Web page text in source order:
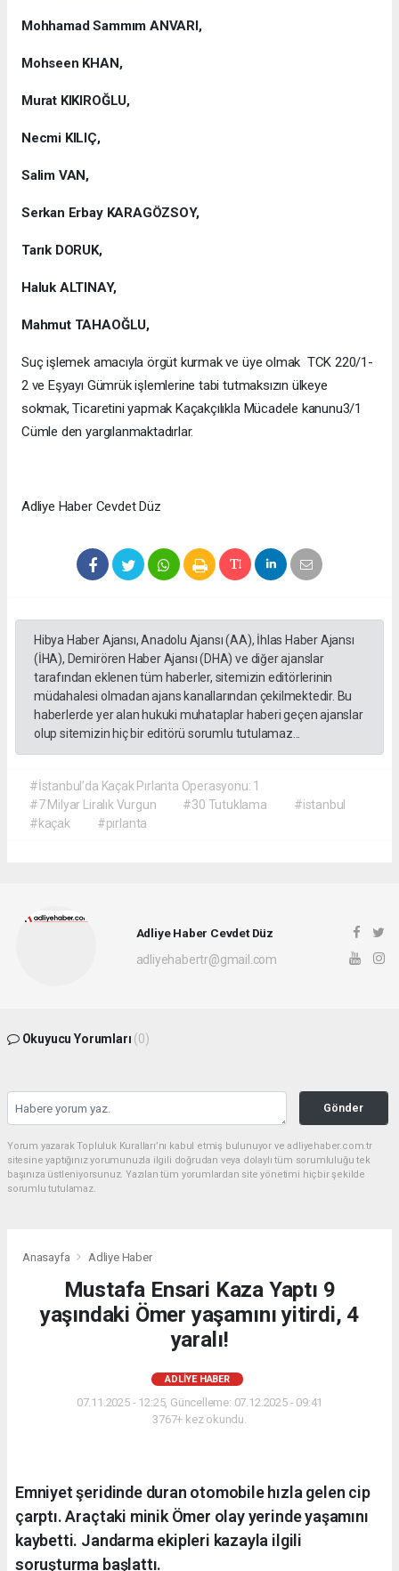
Mohhamad Sammım ANVARI,
Mohseen KHAN,
Murat KIKIROĞLU,
Necmi KILIÇ,
Salim VAN,
Serkan Erbay KARAGÖZSOY,
Tarık DORUK,
Haluk ALTINAY,
Mahmut TAHAOĞLU,
Suç işlemek amacıyla örgüt kurmak ve üye olmak TCK 220/1-
2 ve Eşyayı Gümrük işlemlerine tabi tutmaksızın ülkeye
sokmak, Ticaretini yapmak Kaçakçılıkla Mücadele kanunu3/1
Cümle den yargılanmaktadırlar.
Adliye Haber Cevdet Düz
Hibya Haber Ajansı, Anadolu Ajansı (AA), İhlas Haber Ajansı
(İHA), Demirören Haber Ajansı (DHA) ve diğer ajanslar
tarafından eklenen tüm haberler, sitemizin editörlerinin
müdahalesi olmadan ajans kanallarından çekilmektedir. Bu
haberlerde yer alan hukuki muhataplar haberi geçen ajanslar
olup sitemizin hiç bir editörü sorumlu tutulamaz...
#İstanbul’da Kaçak Pırlanta Operasyonu: 1
#7 Milyar Liralık Vurgun
#30 Tutuklama
#istanbul
#kaçak
#pırlanta
Adliye Haber Cevdet Düz
adliyehabertr@gmail.com
Okuyucu Yorumları (0)
Gönder
Yorum yazarak Topluluk Kuralları’nı kabul etmiş bulunuyor ve adliyehaber.com.tr
sitesine yaptığınız yorumunuzla ilgili doğrudan veya dolaylı tüm sorumluluğu tek
başınıza üstleniyorsunuz. Yazılan tüm yorumlardan site yönetimi hiçbir şekilde
sorumlu tutulamaz.
Anasayfa Adliye Haber
Mustafa Ensari Kaza Yaptı 9
yaşındaki Ömer yaşamını yitirdi, 4
yaralı!
ADLIYE HABER
07.11.2025 - 12:25, Güncelleme: 07.12.2025 - 09:41
3767+ kez okundu.
Emniyet şeridinde duran otomobile hızla gelen cip
çarptı. Araçtaki minik Ömer olay yerinde yaşamını
kaybetti. Jandarma ekipleri kazayla ilgili
soruşturma başlattı.